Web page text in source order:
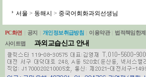
서울 > 동해시 > 중국어회화과외선생님
PC화면 공지 개인정보취급방침 이용약관 법적책임한계
사이트맵
과외교습신고 안내